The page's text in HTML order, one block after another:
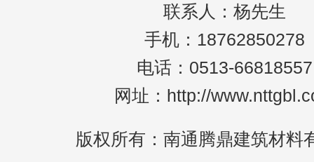
联系人：杨先生
手机：18762850278
电话：0513-66818557
网址：http://
版权所有：南通腾鼎建筑材料